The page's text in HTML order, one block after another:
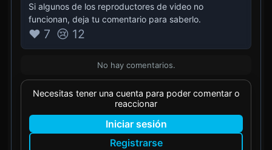
Si algunos de los reproductores de video no
funcionan, deja tu comentario para saberlo.
❤️ 7 😢 12
No hay comentarios.
Necesitas tener una cuenta para poder comentar o
reaccionar
Iniciar sesión
Registrarse